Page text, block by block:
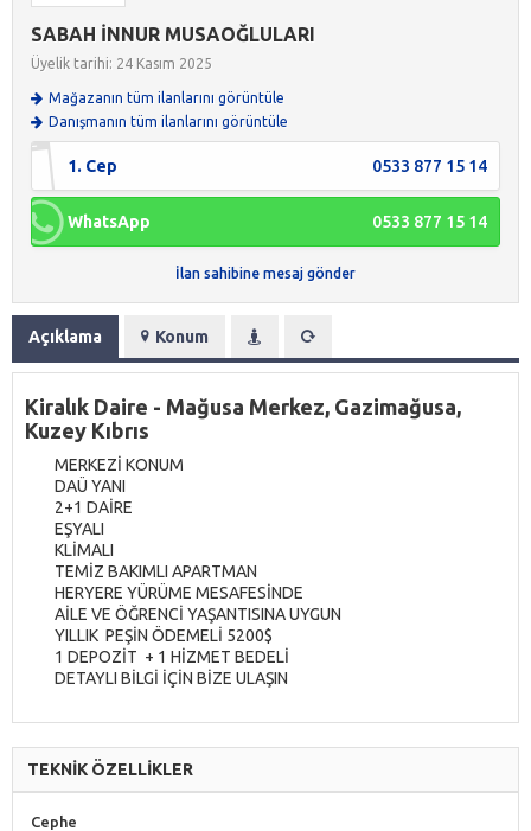
SABAH İNNUR MUSAOĞLULARI
Üyelik tarihi: 24 Kasım 2025
Mağazanın tüm ilanlarını görüntüle
Danışmanın tüm ilanlarını görüntüle
1. Cep 0533 877 15 14
WhatsApp 0533 877 15 14
İlan sahibine mesaj gönder
Açıklama Konum
Kiralık Daire - Mağusa Merkez, Gazimağusa,
Kuzey Kıbrıs
MERKEZİ KONUM
DAÜ YANI
2+1 DAİRE
EŞYALI
KLİMALI
TEMİZ BAKIMLI APARTMAN
HERYERE YÜRÜME MESAFESİNDE
AİLE VE ÖĞRENCİ YAŞANTISINA UYGUN
YILLIK PEŞİN ÖDEMELİ 5200$
1 DEPOZİT + 1 HİZMET BEDELİ
DETAYLI BİLGİ İÇİN BİZE ULAŞIN
TEKNİK ÖZELLİKLER
Cephe